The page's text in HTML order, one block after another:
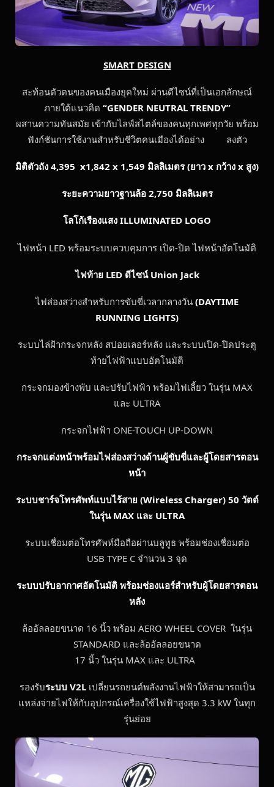
SMART DESIGN
สะท้อนตัวตนของคนเมืองยุคใหม่ ผ่านดีไซน์ที่เป็นเอกลักษณ์
ภายใต้แนวคิด “GENDER NEUTRAL TRENDY”
ผสานความทันสมัย เข้ากับไลฟ์สไตล์ของคนทุกเพศทุกวัย พร้อม
ฟังก์ชันการใช้งานสำหรับชีวิตคนเมืองได้อย่าง ลงตัว
มิติตัวถัง 4,395 x1,842 x 1,549 มิลลิเมตร (ยาว x กว้าง x สูง)
ระยะความยาวฐานล้อ 2,750 มิลลิเมตร
โลโก้เรืองแสง ILLUMINATED LOGO
ไฟหน้า LED พร้อมระบบควบคุมการ เปิด-ปิด ไฟหน้าอัตโนมัติ
ไฟท้าย LED ดีไซน์ Union Jack
ไฟส่องสว่างสำหรับการขับขี่เวลากลางวัน (DAYTIME
RUNNING LIGHTS)
ระบบไล่ฝ้ากระจกหลัง สปอยเลอร์หลัง และระบบเปิด-ปิดประตู
ท้ายไฟฟ้าแบบอัตโนมัติ
กระจกมองข้างพับ และปรับไฟฟ้า พร้อมไฟเลี้ยว ในรุ่น MAX
และ ULTRA
กระจกไฟฟ้า ONE-TOUCH UP-DOWN
กระจกแต่งหน้าพร้อมไฟส่องสว่างด้านผู้ขับขี่และผู้โดยสารตอน
หน้า
ระบบชาร์จโทรศัพท์แบบไร้สาย (Wireless Charger) 50 วัตต์
ในรุ่น MAX และ ULTRA
ระบบเชื่อมต่อโทรศัพท์มือถือผ่านบลูทูธ พร้อมช่องเชื่อมต่อ
USB TYPE C จำนวน 3 จุด
ระบบปรับอากาศอัตโนมัติ พร้อมช่องแอร์สำหรับผู้โดยสารตอน
หลัง
ล้ออัลลอยขนาด 16 นิ้ว พร้อม AERO WHEEL COVER ในรุ่น
STANDARD และล้ออัลลอยขนาด
17 นิ้ว ในรุ่น MAX และ ULTRA
รองรับระบบ V2Lเปลี่ยนรถยนต์พลังงานไฟฟ้าให้สามารถเป็น
แหล่งจ่ายไฟให้กับอุปกรณ์เครื่องใช้ไฟฟ้าสูงสุด 3.3 kW ในทุก
รุ่นย่อย